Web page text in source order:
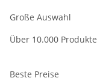
Große Auswahl
Über 10.000 Produkte
Beste Preise